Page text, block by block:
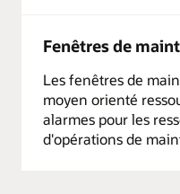
Fenêtres de
Les fenêtres de
moyen orienté
alarmes pour les
d'opérations de